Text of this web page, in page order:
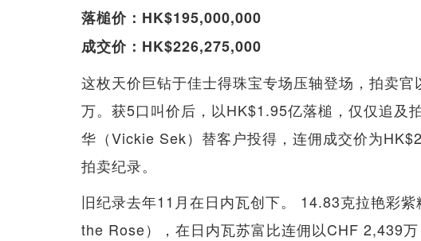
落槌价：HK$195,000,000
成交价：HK$226,275,000
这枚天价巨钻于佳士得珠宝专场压轴登场，拍卖
万。获5口叫价后，以HK$1.95亿落槌，仅仅追及
华（Vickie Sek）替客户投得，连佣成交价为
拍卖纪录。
旧纪录去年11月在日内瓦创下。 14.83克拉艳彩
the Rose），在日内瓦苏富比连佣以CHF 2,439万